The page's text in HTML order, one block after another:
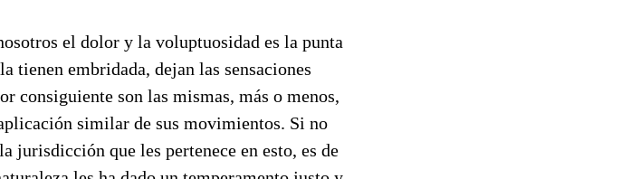
el dolor y la voluptuosidad es la punta
tienen embridada, dejan las sensaciones
consiguiente son las mismas, más o menos,
similar de sus movimientos. Si no
jurisdicción que les pertenece en esto, es de